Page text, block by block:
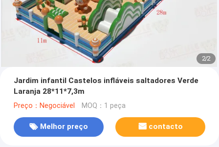
2/2
Jardim infantil Castelos infláveis saltadores Verde
Laranja 28*11*7,3m
Preço：Negociável MOQ：1 peça
Melhor preço contacto